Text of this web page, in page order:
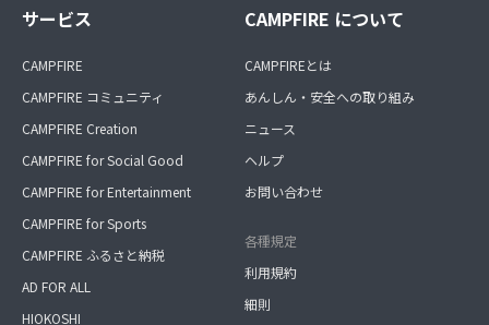
サービス
CAMPFIRE
CAMPFIRE コミュニティ
CAMPFIRE Creation
CAMPFIRE for Social Good
CAMPFIRE for Entertainment
CAMPFIRE for Sports
CAMPFIRE ふるさと納税
AD FOR ALL
HIOKOSHI
CAMPFIRE について
CAMPFIREとは
あんしん・安全への取り組み
ニュース
ヘルプ
お問い合わせ
各種規定
利用規約
細則